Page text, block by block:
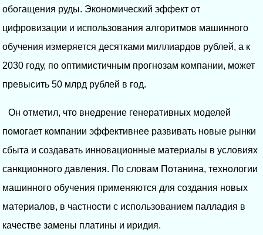
обогащения руды. Экономический эффект от
цифровизации и использования алгоритмов машинного
обучения измеряется десятками миллиардов рублей, а к
2030 году, по оптимистичным прогнозам компании, может
превысить 50 млрд рублей в год.
Он отметил, что внедрение генеративных моделей
помогает компании эффективнее развивать новые рынки
сбыта и создавать инновационные материалы в условиях
санкционного давления. По словам Потанина, технологии
машинного обучения применяются для создания новых
материалов, в частности с использованием палладия в
качестве замены платины и иридия.